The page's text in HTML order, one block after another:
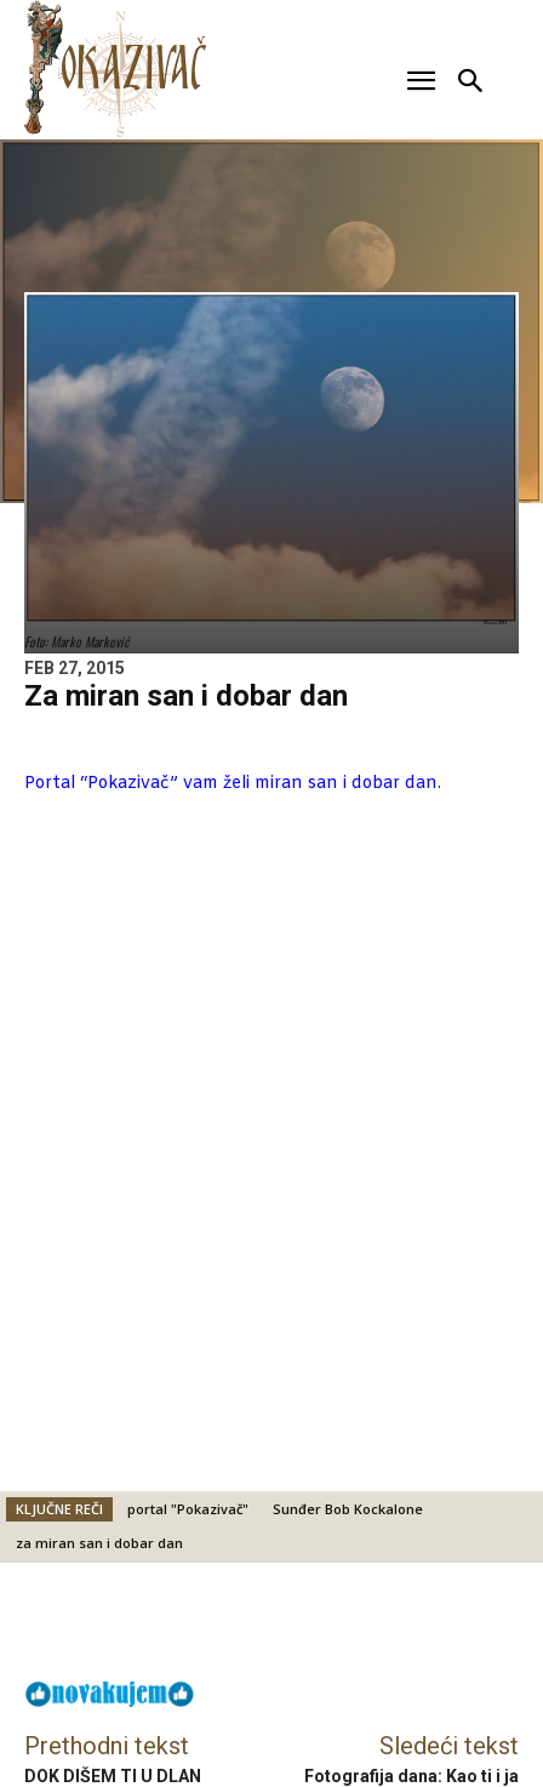
Foto: Marko Marković
FEB 27, 2015
Za miran san i dobar dan
Portal “Pokazivač” vam želi miran san i dobar dan.
KLJUČNE REČI portal "Pokazivač"
Sunđer Bob Kockalone
za miran san i dobar dan
Prethodni tekst
DOK DIŠEM TI U DLAN
Sledeći tekst
Fotografija dana: Kao ti i ja